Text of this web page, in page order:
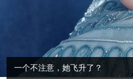
一个不注意，她飞升了？